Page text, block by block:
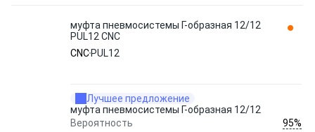
муфта пневмосистемы Г-образная 12/12
PUL12 CNC
CNC PUL12
Лучшее предложение
муфта пневмосистемы Г-образная 12/12
Вероятность
95%